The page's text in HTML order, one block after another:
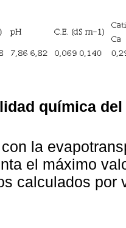
química
la
el máximo
calculados por